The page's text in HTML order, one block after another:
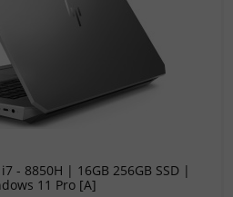
- 8850H | 16GB 256GB SSD |
11 Pro [A]
koszyka